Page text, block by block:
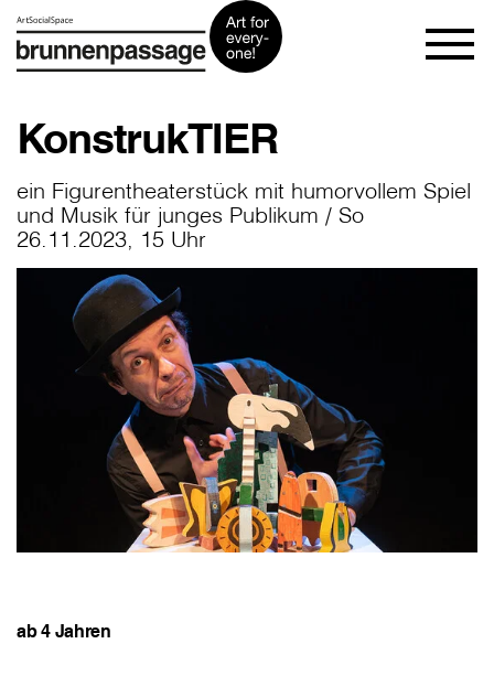
KonstrukTIER
ein Figurentheaterstück mit humorvollem Spiel
und Musik für junges Publikum / So
26.11.2023, 15 Uhr
ab 4 Jahren